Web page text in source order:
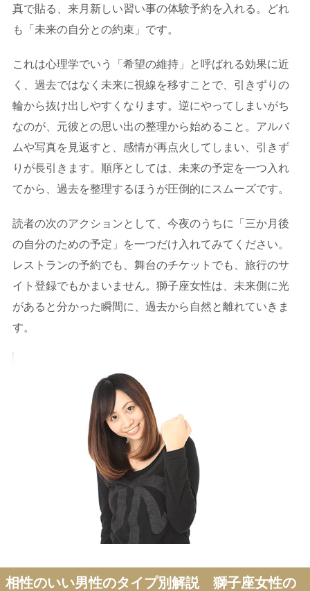
真で貼る、来月新しい習い事の体験予約を入れる。どれ
も「未来の自分との約束」です。
これは心理学でいう「希望の維持」と呼ばれる効果に近
く、過去ではなく未来に視線を移すことで、引きずりの
輪から抜け出しやすくなります。逆にやってしまいがち
なのが、元彼との思い出の整理から始めること。アルバ
ムや写真を見返すと、感情が再点火してしまい、引きず
りが長引きます。順序としては、未来の予定を一つ入れ
てから、過去を整理するほうが圧倒的にスムーズです。
読者の次のアクションとして、今夜のうちに「三か月後
の自分のための予定」を一つだけ入れてみてください。
レストランの予約でも、舞台のチケットでも、旅行のサ
イト登録でもかまいません。獅子座女性は、未来側に光
があると分かった瞬間に、過去から自然と離れていきま
す。
相性のいい男性のタイプ別解説 獅子座女性の